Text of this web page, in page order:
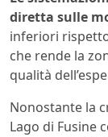
diretta sulle
inferiori
che rende la
qualità
Nonostante la
Lago di Fusine